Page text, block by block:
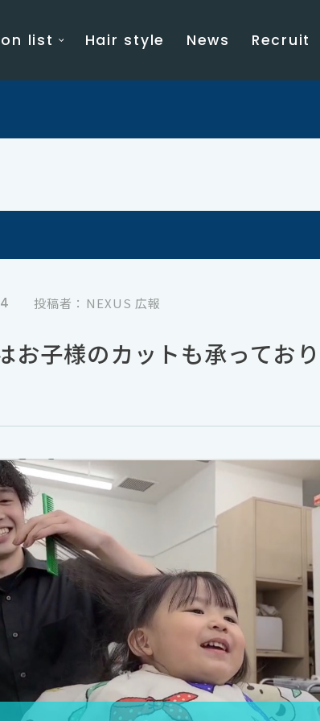
list Hair style News Recruit
お子様のカットも承っており
投稿者：NEXUS 広報